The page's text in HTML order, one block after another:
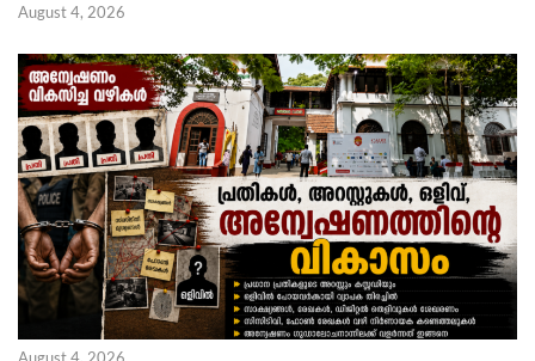
August 4, 2026